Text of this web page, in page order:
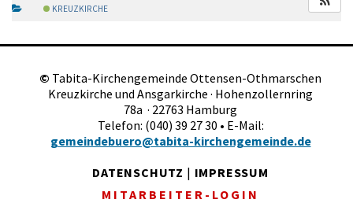
KREUZKIRCHE
© Tabita-Kirchengemeinde Ottensen-Othmarschen
Kreuzkirche und Ansgarkirche · Hohenzollernring
78a · 22763 Hamburg
Telefon: (040) 39 27 30 • E-Mail:
gemeindebuero@tabita-kirchengemeinde.de
DATENSCHUTZ | IMPRESSUM
MITARBEITER-LOGIN